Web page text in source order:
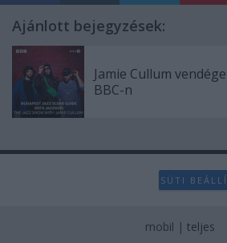
Ajánlott bejegyzések:
Jamie Cullum
BBC-n
SÜTI
mobil | teljes